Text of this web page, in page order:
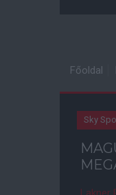
Főoldal
Sky